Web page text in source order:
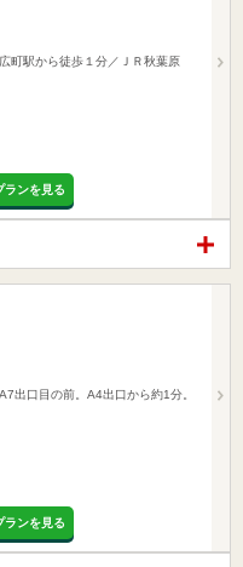
町駅から徒歩１分／ＪＲ秋葉原
ランを見る
出口目の前。A4出口から約1分。
ランを見る